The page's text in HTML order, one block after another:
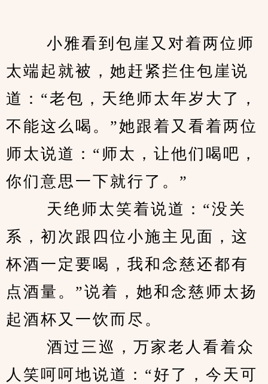
太端起就被，她赶紧拦住包崖说
道：“老包，天绝师太年岁大了，
不能这么喝。”她跟着又看着两位
师太说道：“师太，让他们喝吧，
你们意思一下就行了。”
系，初次跟四位小施主见面，这
杯酒一定要喝，我和念慈还都有
点酒量。”说着，她和念慈师太扬
起酒杯又一饮而尽。
人笑呵呵地说道：“好了，今天可